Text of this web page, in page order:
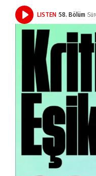
LISTEN 58. Bölüm